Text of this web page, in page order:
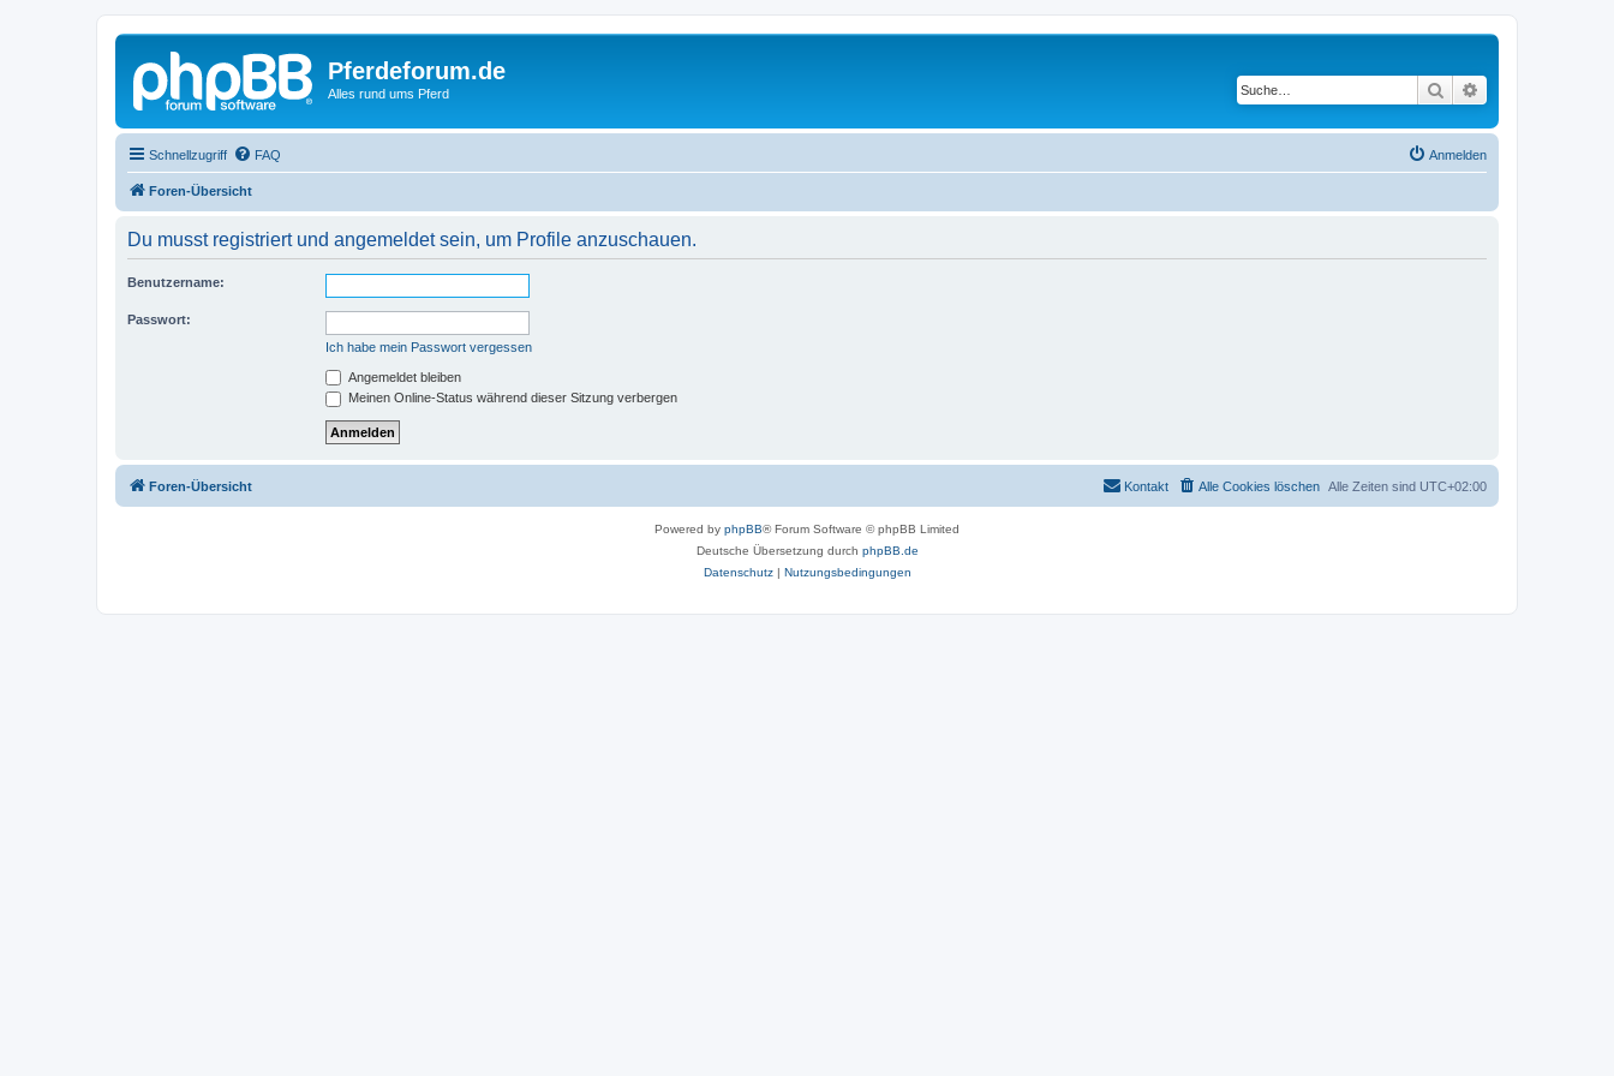
Pferdeforum.de
Alles rund ums Pferd Suche
Schnellzugriff FAQ Anmelden
Foren-Übersicht
Du musst registriert und angemeldet sein, um Profile anzuschauen.
Benutzername:
Passwort:
Ich habe mein Passwort vergessen
Angemeldet bleiben
Meinen Online-Status während dieser Sitzung verbergen
Foren-Übersicht Alle Zeiten sind UTC+02:00
Alle Cookies löschen
Kontakt
Powered by phpBB® Forum Software © phpBB Limited
Deutsche Übersetzung durch phpBB.de
Datenschutz| Nutzungsbedingungen